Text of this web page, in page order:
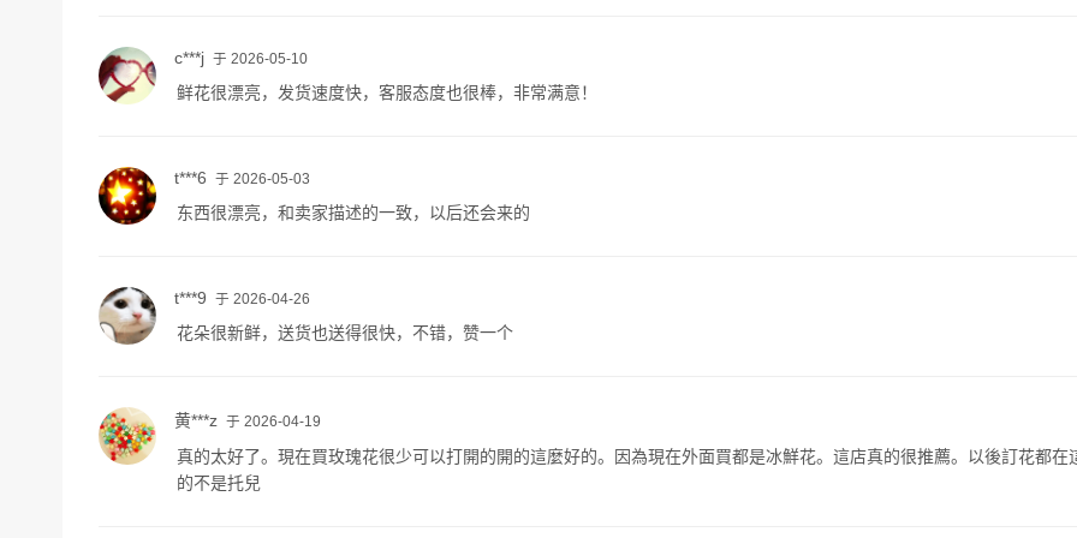
c***j 于 2026-05-10
鲜花很漂亮，发货速度快，客服态度也很棒，非常满意！
t***6 于 2026-05-03
东西很漂亮，和卖家描述的一致，以后还会来的
t***9 于 2026-04-26
花朵很新鲜，送货也送得很快，不错，赞一个
黄***z 于 2026-04-19
真的太好了。現在買玫瑰花很少可以打開的開的這麼好的。因為現在外面買都是冰鮮花。這店真的很推薦。以後訂花都在
的不是托兒